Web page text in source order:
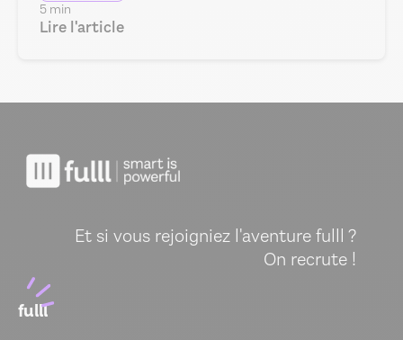
5 min
Lire l'article
Et si vous rejoigniez l'aventure fulll ?
On recrute !
fulll